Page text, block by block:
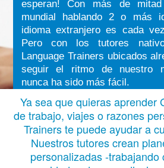
esperan! Con más de
mundial hablando 2 o más
idioma extranjero es cada
Pero con los tutores
Language Trainers ubicados
seguir el ritmo de nuestro
nunca ha sido más fácil.
Ya sea que quieras aprender
de trabajo, viajes o razones
Trainers te puede ayudar a
Nuestros tutores crean
personalizadas -trabajando